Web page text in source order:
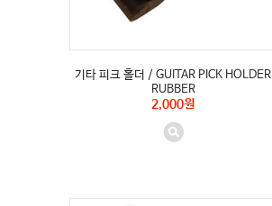
기타 피크 홀더 / GUITAR PICK HOLDER
RUBBER
2,000원